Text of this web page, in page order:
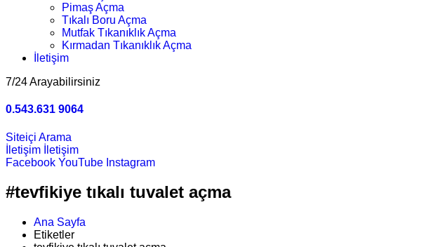
Pimaş Açma
Tıkalı Boru Açma
Mutfak Tıkanıklık Açma
Kırmadan Tıkanıklık Açma
İletişim
7/24 Arayabilirsiniz
0.543.631 9064
Siteiçi Arama
İletişim
İletişim
Facebook YouTube Instagram
#tevfikiye tıkalı tuvalet açma
Ana Sayfa
Etiketler